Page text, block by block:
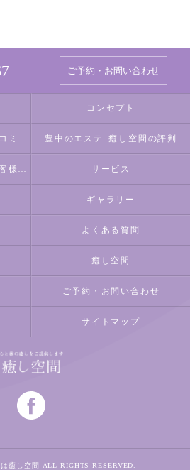
ご予約・お問い合わせ
コンセプト
豊中のエステ･癒し空間の口コミ情報 豊中のエステ･癒し空間の評判
豊中のエステ･癒し空間のお客様の声 サービス
ギャラリー
よくある質問
癒し空間
ご予約・お問い合わせ
サイトマップ
癒し空間 ALL RIGHTS RESERVED.